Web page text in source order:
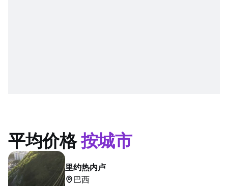
平均价格按城市
里约热内卢
巴西